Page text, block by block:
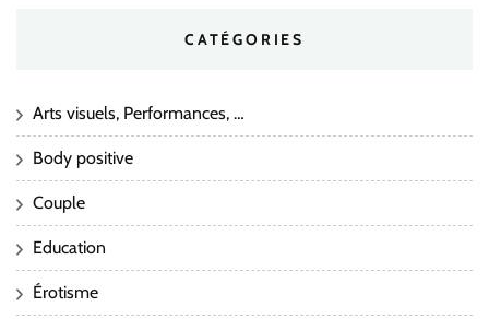
CATÉGORIES
Arts visuels, Performances, …
Body positive
Couple
Education
Érotisme